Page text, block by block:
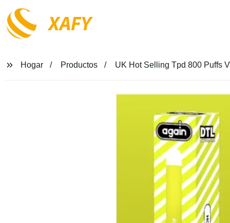
XAFY
Hogar Productos UK Hot Selling Tpd 800 Puffs